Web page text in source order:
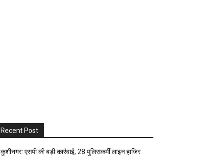
Recent Post
कुशीनगर: एसपी की बड़ी कार्रवाई, 28 पुलिसकर्मी लाइन हाजिर